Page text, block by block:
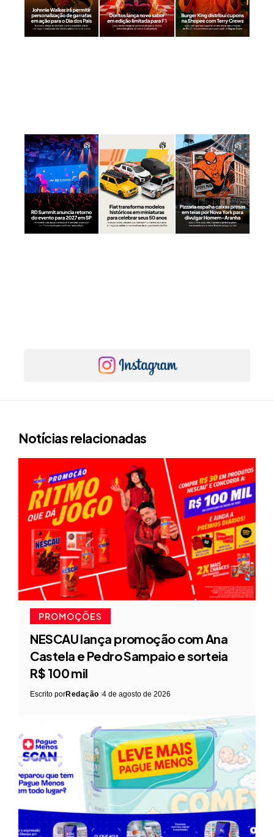
Notícias relacionadas
PROMOÇÕES
NESCAU lança promoção com Ana
Castela e Pedro Sampaio e sorteia
R$ 100 mil
Escrito porRedação 4 de agosto de 2026